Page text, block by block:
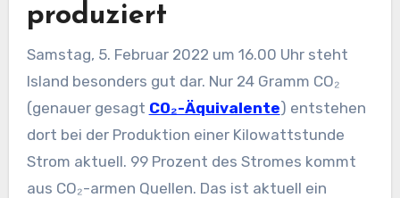
produziert
Samstag, 5. Februar 2022 um 16.00 Uhr steht
Island besonders gut dar. Nur 24 Gramm CO₂
(genauer gesagt CO₂-Äquivalente) entstehen
dort bei der Produktion einer Kilowattstunde
Strom aktuell. 99 Prozent des Stromes kommt
aus CO₂-armen Quellen. Das ist aktuell ein